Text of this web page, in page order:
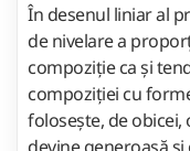
În desenul liniar al
de nivelare a
compoziție ca și
compoziției cu
folosește, de obicei,